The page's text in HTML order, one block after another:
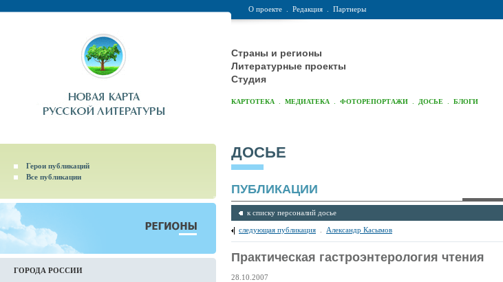
О проекте Редакция Партнеры
Страны и регионы
Литературные проекты
Студия
КАРТОТЕКА МЕДИАТЕКА ФОТОРЕПОРТАЖИ ДОСЬЕ БЛОГИ
Герои публикаций
Все публикации
ГОРОДА РОССИИ
ДОСЬЕ
ПУБЛИКАЦИИ
к списку персоналий досье
следующая публикация Александр Касымов
Практическая гастроэнтерология чтения
28.10.2007